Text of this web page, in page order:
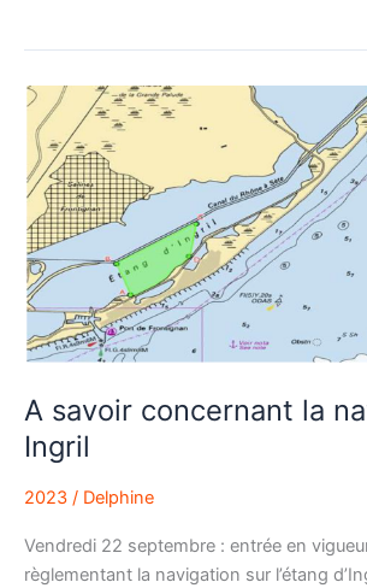
A savoir concernant la
Ingril
2023 / Delphine
Vendredi 22 septembre : entrée en
règlementant la navigation sur l’étang
A
savoir
concernant
la
navigation
à
Ingril